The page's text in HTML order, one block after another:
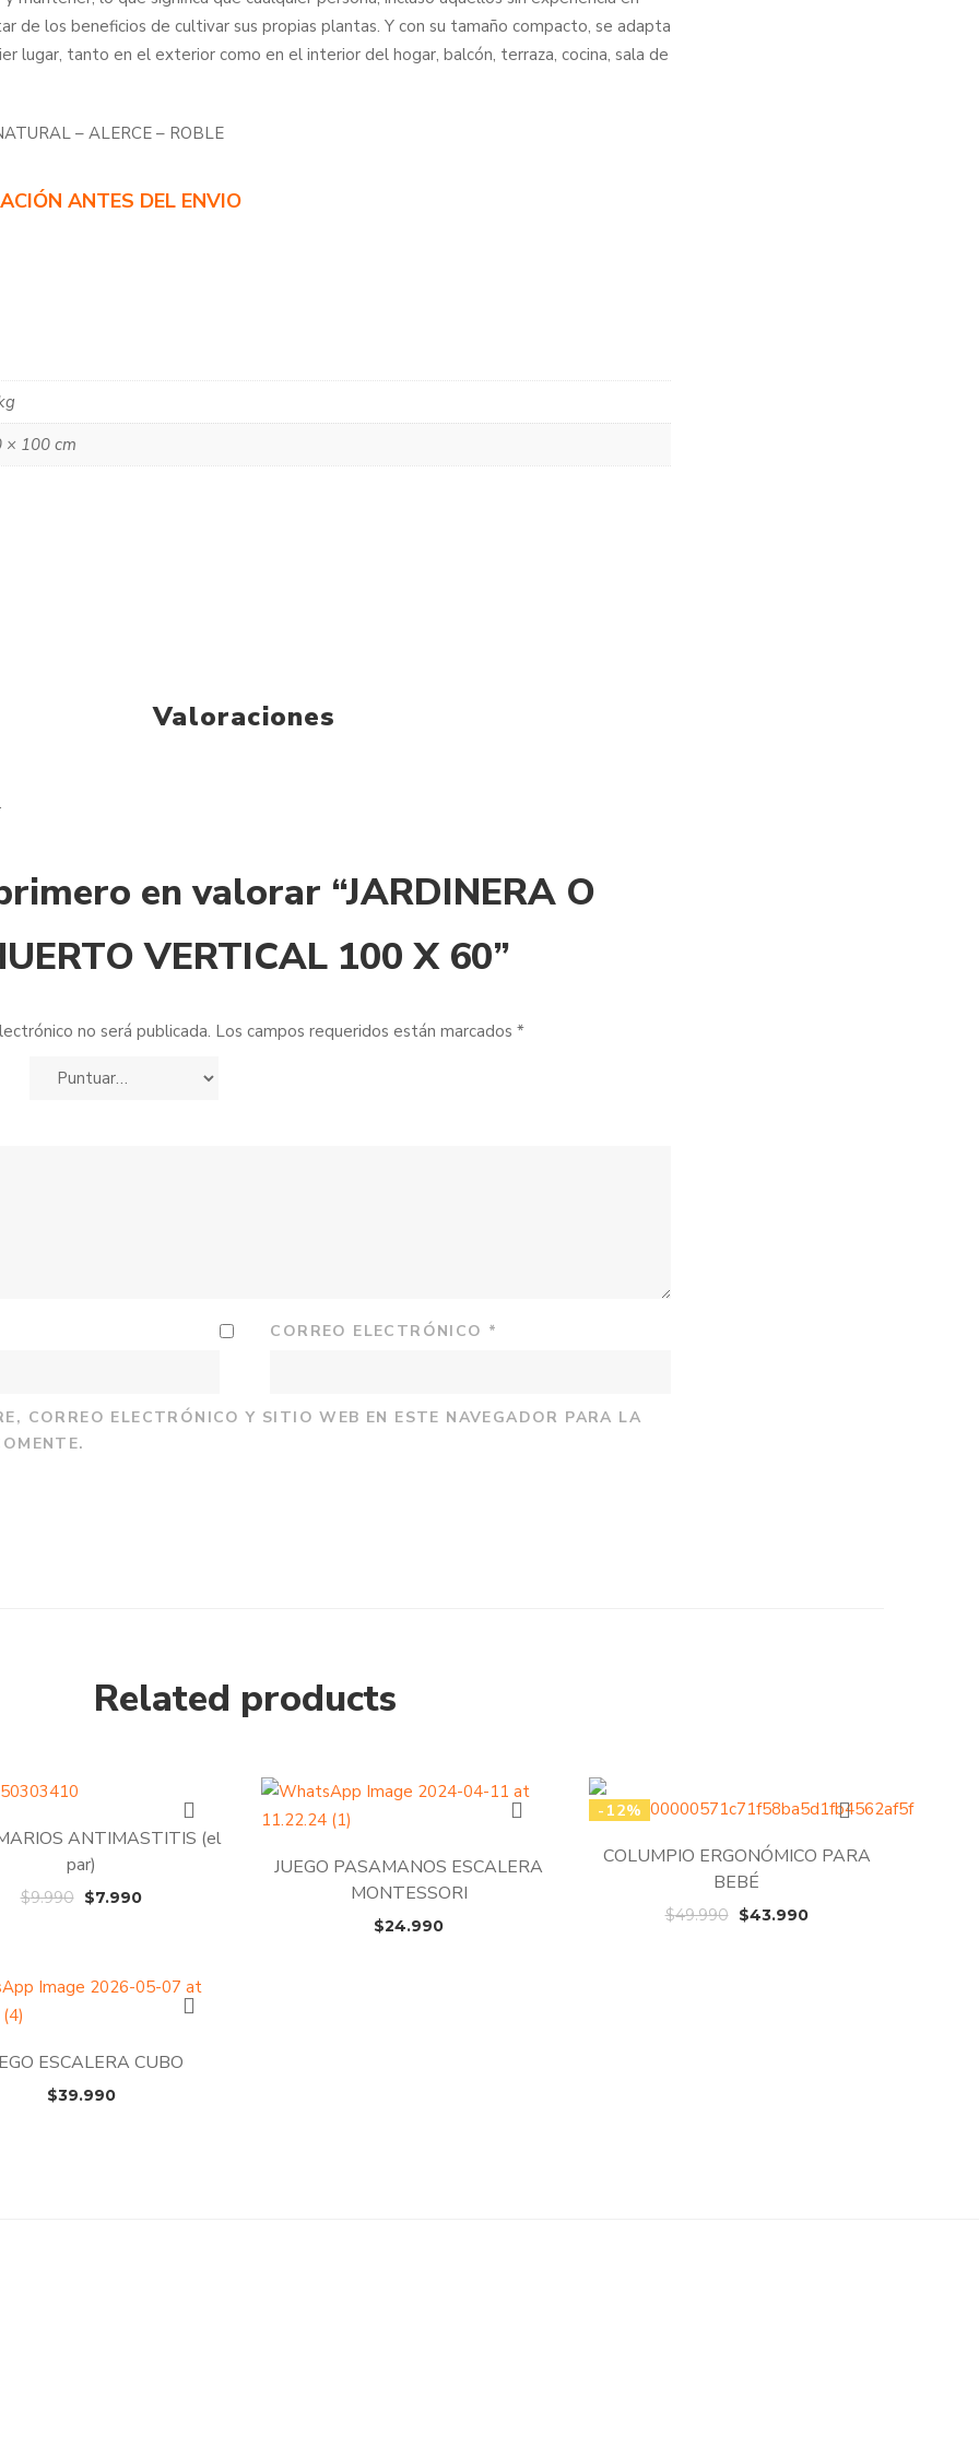
de los beneficios de cultivar sus propias plantas. Y con su tamaño compacto, se adapta
lugar, tanto en el exterior como en el interior del hogar, balcón, terraza, cocina, sala de
– ALERCE – ROBLE
ANTES DEL ENVIO
× 100 cm
Valoraciones
en valorar “JARDINERA O
VERTICAL 100 X 60”
no será publicada. Los campos requeridos están marcados *
CORREO ELECTRÓNICO *
CORREO ELECTRÓNICO Y SITIO WEB EN ESTE NAVEGADOR PARA LA
Related products
ANTIMASTITIS (el
par)
$9.990 El
$7.990El
$7.990.
JUEGO PASAMANOS ESCALERA
MONTESSORI
$24.990
-12%
COLUMPIO ERGONÓMICO PARA
BEBÉ
$49.990 El
$43.990El
ESCALERA CUBO
$39.990